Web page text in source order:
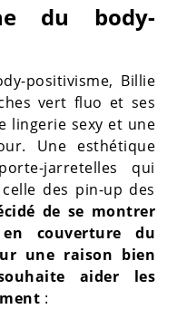
du body-
positivisme, Billie
vert fluo et ses
lingerie sexy et une
Une esthétique
jarretelles qui
des pin-up des
de se montrer
couverture du
une raison bien
aider les
: